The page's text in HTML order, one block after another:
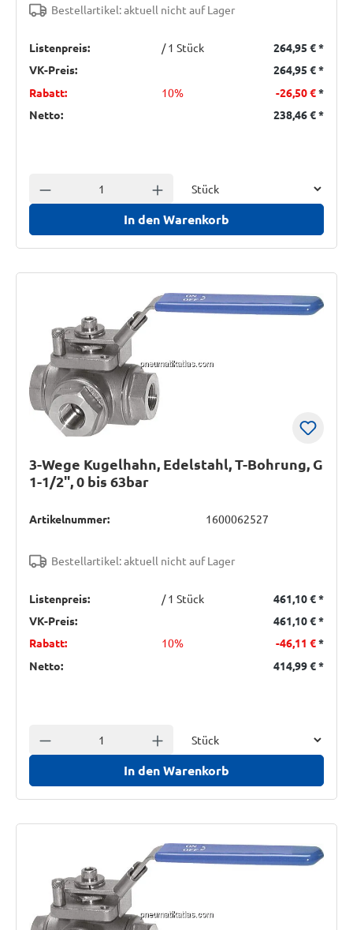
Bestellartikel: aktuell nicht auf Lager
Listenpreis: / 1 Stück 264,95 €*
VK-Preis:
264,95 €*
Rabatt:
10% -26,50 €*
Netto:
238,46 €*
Anzahl verringern Anzahl erhöhen
In den Warenkorb
3-Wege Kugelhahn, Edelstahl, T-Bohrung, G
1-1/2", 0 bis 63bar
Artikelnummer: 1600062527
Bestellartikel: aktuell nicht auf Lager
Listenpreis: / 1 Stück 461,10 €*
VK-Preis:
461,10 €*
Rabatt:
10% -46,11 €*
Netto:
414,99 €*
Anzahl verringern Anzahl erhöhen
In den Warenkorb